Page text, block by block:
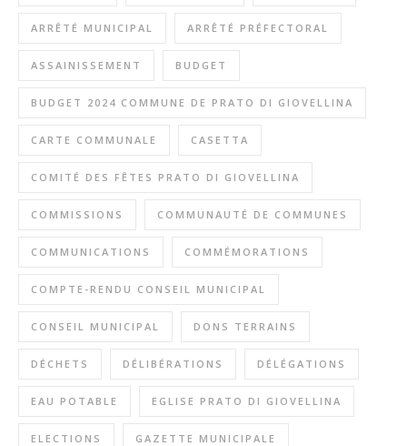
ARRÊTÉ MUNICIPAL ARRÊTÉ PRÉFECTORAL
ASSAINISSEMENT BUDGET
BUDGET 2024 COMMUNE DE PRATO DI GIOVELLINA
CARTE COMMUNALE CASETTA
COMITÉ DES FÊTES PRATO DI GIOVELLINA
COMMISSIONS COMMUNAUTÉ DE COMMUNES
COMMUNICATIONS COMMÉMORATIONS
COMPTE-RENDU CONSEIL MUNICIPAL
CONSEIL MUNICIPAL DONS TERRAINS
DÉCHETS DÉLIBÉRATIONS DÉLÉGATIONS
EAU POTABLE EGLISE PRATO DI GIOVELLINA
ELECTIONS GAZETTE MUNICIPALE